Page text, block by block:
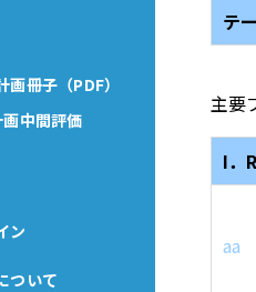
冊子（PDF）
中間評価
ン
ついて
テ
主要
I．
aa